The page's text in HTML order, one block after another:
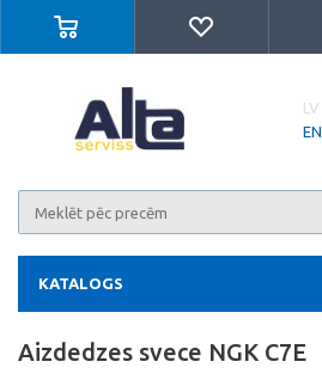
LV
EN
KATALOGS
Aizdedzes svece NGK C7E